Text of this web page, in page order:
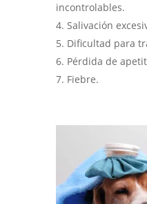
incontrolables.
Salivación
Dificultad para
Pérdida de
Fiebre.